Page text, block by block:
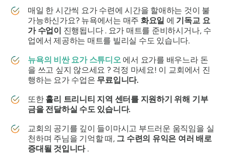
매일 한 시간씩 요가 수련에 시간을 할애하는 것이 불
가능하신가요? 뉴욕에서는 매주 화요일 에 기독교 요
가 수업이 진행됩니다 . 요가 매트를 준비하시거나, 수
업에서 제공하는 매트를 빌리실 수도 있습니다.
뉴욕의 비싼 요가 스튜디오에서 요가를 배우느라 돈
을 쓰고 싶지 않으세요 ? 걱정 마세요! 이 교회에서 진
행하는 요가 수업은 무료입니다.
또한홀리 트리니티 지역 센터를 지원하기 위해 기부
금을 전달하실 수도 있습니다.
교회의 공기를 깊이 들이마시고 부드러운 움직임을 실
천하며 주님을 기억할 때, 그 수련의 유익은 여러 배로
증대될 것입니다.